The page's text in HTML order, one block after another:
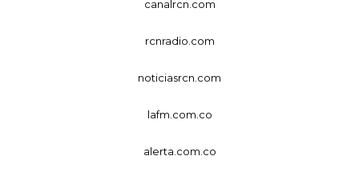
canalrcn.com
rcnradio.com
noticiasrcn.com
lafm.com.co
alerta.com.co